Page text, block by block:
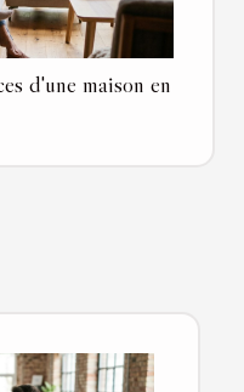
d'une maison en